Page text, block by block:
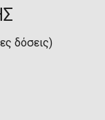
δόσεις)